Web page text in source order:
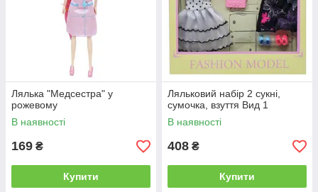
Лялька "Медсестра" у
рожевому
В наявності
169 ₴
Купити
Ляльковий набір 2 сукні,
сумочка, взуття Вид 1
В наявності
408 ₴
Купити